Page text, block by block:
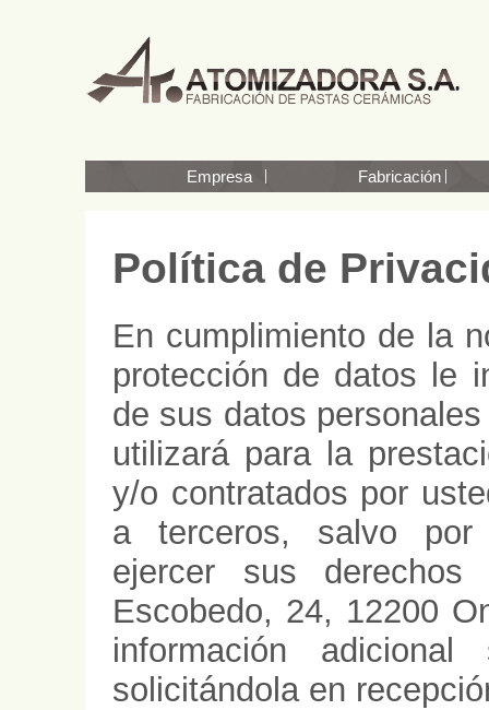
Empresa Fabricación
Política de
En cumplimiento de la
protección de datos le
de sus datos
utilizará para la
y/o contratados por
a terceros, salvo por
ejercer sus
Escobedo, 24, 12200
información
solicitándola en